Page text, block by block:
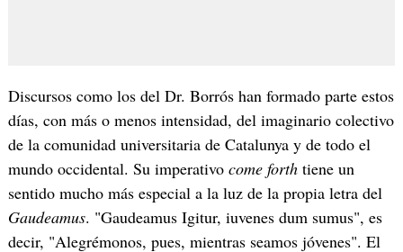
Discursos como los del Dr. Borrós han formado parte estos
días, con más o menos intensidad, del imaginario colectivo
de la comunidad universitaria de Catalunya y de todo el
mundo occidental. Su imperativo come forthtiene un
sentido mucho más especial a la luz de la propia letra del
Gaudeamus. "Gaudeamus Igitur, iuvenes dum sumus", es
decir, "Alegrémonos, pues, mientras seamos jóvenes". El